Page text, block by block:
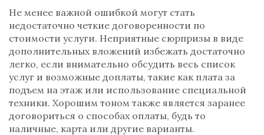
Не менее важной ошибкой могут стать
недостаточно четкие договоренности по
стоимости услуги. Неприятные сюрпризы в виде
дополнительных вложений избежать достаточно
легко, если внимательно обсудить весь список
услуг и возможные доплаты, такие как плата за
подъем на этаж или использование специальной
техники. Хорошим тоном также является заранее
договориться о способах оплаты, будь то
наличные, карта или другие варианты.